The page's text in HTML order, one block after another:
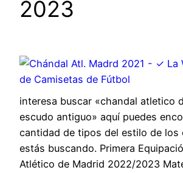
2023
interesa buscar «chandal atletico
escudo antiguo» aquí puedes
cantidad de tipos del estilo de los
estás buscando. Primera
Atlético de Madrid 2022/2023